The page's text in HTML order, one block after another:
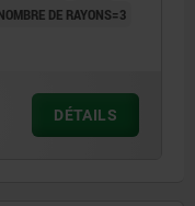
DE RAYONS=3
DÉTAILS